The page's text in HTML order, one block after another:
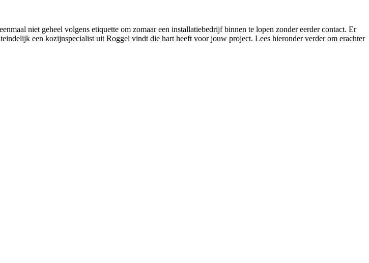
niet geheel volgens etiquette om zomaar een installatiebedrijf binnen te lopen zonder eerder contact. Er
een kozijnspecialist uit Roggel vindt die hart heeft voor jouw project. Lees hieronder verder om erachter